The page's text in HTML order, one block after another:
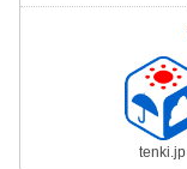
tenki.jp